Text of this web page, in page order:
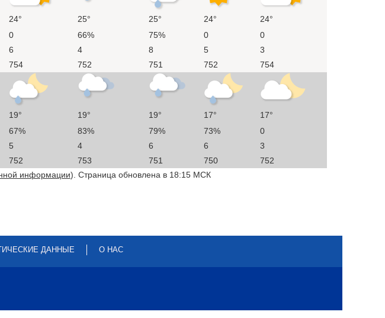
24° 25° 25° 24°
24°
0 66% 75% 0
0
6 4 8 5
3
754 752 751 752 754
19° 19° 19° 17°
17°
67% 83% 79% 73%
0
5 4 6 6
3
752 753 751 750
752
информации). Страница обновлена в 18:15 МСК
ДАННЫЕ О НАС